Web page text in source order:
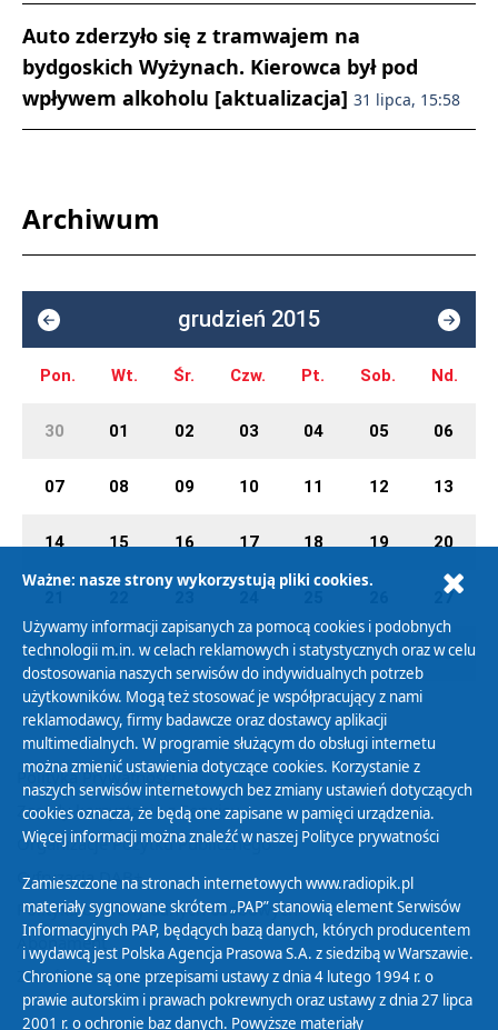
Auto zderzyło się z tramwajem na
bydgoskich Wyżynach. Kierowca był pod
wpływem alkoholu [aktualizacja] 31 lipca, 15:58
Archiwum
grudzień 2015
Pon. Wt. Śr. Czw. Pt. Sob. Nd.
30 01 02 03 04 05 06
07 08 09 10 11 12 13
14 15 16 17 18 19 20
27
28 29 30 31 01 02 03
Polityka Prywatności
Zasady korzystania z Serwisu
Organizacje Pożytku Publicznego
Cyfryzacja DAB+
Polityka ochrony danych osobowych
Abonament
Zamówienia publiczne
Ważne: nasze strony wykorzystują pliki cookies.
Używamy informacji zapisanych za pomocą cookies i podobnych
technologii m.in. w celach reklamowych i statystycznych oraz w celu
dostosowania naszych serwisów do indywidualnych potrzeb
użytkowników. Mogą też stosować je współpracujący z nami
reklamodawcy, firmy badawcze oraz dostawcy aplikacji
multimedialnych. W programie służącym do obsługi internetu
można zmienić ustawienia dotyczące cookies. Korzystanie z
naszych serwisów internetowych bez zmiany ustawień dotyczących
cookies oznacza, że będą one zapisane w pamięci urządzenia.
Więcej informacji można znaleźć w naszej Polityce prywatności
Zamieszczone na stronach internetowych www.radiopik.pl
materiały sygnowane skrótem „PAP” stanowią element Serwisów
Informacyjnych PAP, będących bazą danych, których producentem
i wydawcą jest Polska Agencja Prasowa S.A. z siedzibą w Warszawie.
Chronione są one przepisami ustawy z dnia 4 lutego 1994 r. o
prawie autorskim i prawach pokrewnych oraz ustawy z dnia 27 lipca
2001 r. o ochronie baz danych. Powyższe materiały